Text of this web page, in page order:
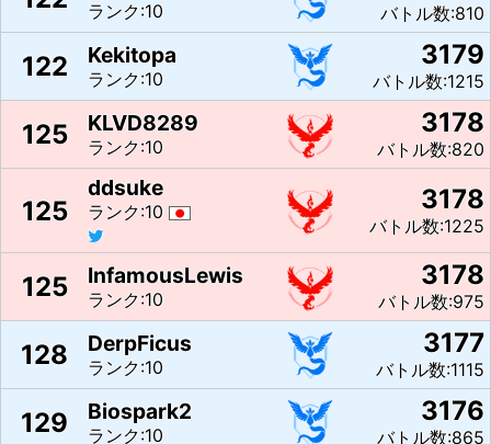
ランク:10 バトル数:810
122 Kekitopa
ランク:10
3179
バトル数:1215
125 KLVD8289
ランク:10
3178
バトル数:820
125
ddsuke
ランク:10 3178
バトル数:1225
125 InfamousLewis
ランク:10
3178
バトル数:975
128 DerpFicus
ランク:10
3177
バトル数:1115
129 Biospark2
ランク:10
3176
バトル数:865